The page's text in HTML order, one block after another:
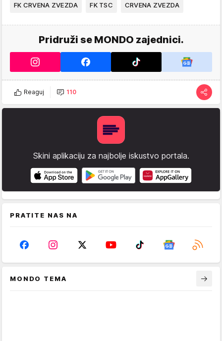
FK CRVENA ZVEZDA FK TSC CRVENA ZVEZDA
Pridruži se MONDO zajednici.
Reaguj 110
Skini aplikaciju za najbolje iskustvo portala.
PRATITE NAS NA
MONDO TEMA